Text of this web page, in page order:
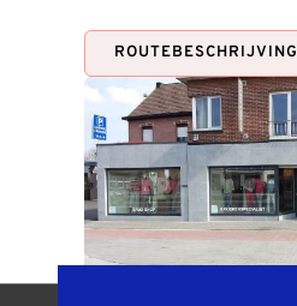
ROUTEBESCHRIJVING